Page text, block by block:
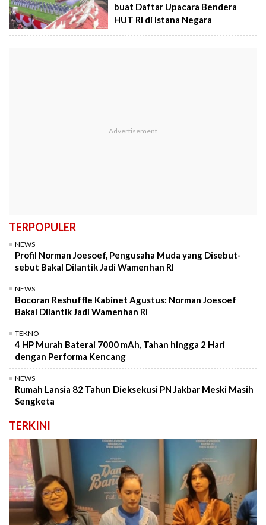
buat Daftar Upacara Bendera
HUT RI di Istana Negara
TERPOPULER
NEWS
Profil Norman Joesoef, Pengusaha Muda yang Disebut-
sebut Bakal Dilantik Jadi Wamenhan RI
NEWS
Bocoran Reshuffle Kabinet Agustus: Norman Joesoef
Bakal Dilantik Jadi Wamenhan RI
TEKNO
4 HP Murah Baterai 7000 mAh, Tahan hingga 2 Hari
dengan Performa Kencang
NEWS
Rumah Lansia 82 Tahun Dieksekusi PN Jakbar Meski Masih
Sengketa
TERKINI